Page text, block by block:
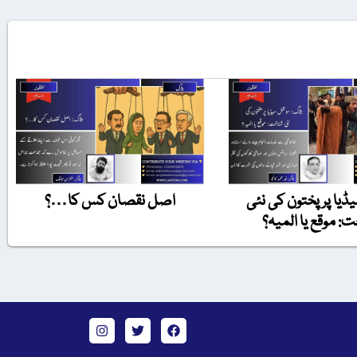
پر پختون کی نئی
موقع یا المیہ؟
اصل نقصان کس کا…؟